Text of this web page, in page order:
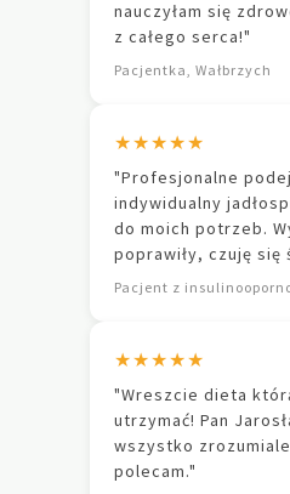
nauczyłam się
z całego serca!"
Pacjentka, Wałbrzych
★★★★★
"Profesjonalne
indywidualny
do moich potrzeb.
poprawiły, czuję się
Pacjent z
★★★★★
"Wreszcie dieta
utrzymać! Pan
wszystko
polecam."